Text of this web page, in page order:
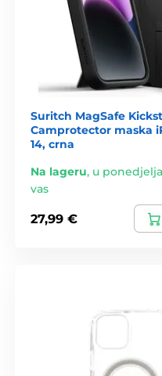
Suritch MagSafe
Camprotector maska
14, crna
Na lageru, u
vas
27,99 €